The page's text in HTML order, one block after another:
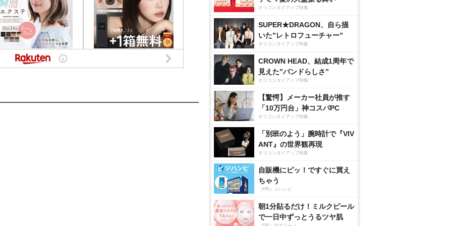
オリコンタイアップ特集
SUPER★DRAGON、自ら描
いた”レトロフューチャー”
オリコンタイアップ特集
CROWN HEAD、結成1周年で
見えた”バンドらしさ”
オリコンタイアップ特集
【驚愕】メーカー社員が推す
「10万円台」神コスパPC
オリコンタイアップ特集
「別班のよう」腕時計で『VIV
ANT』の世界観再現
オリコンタイアップ特集
自販機にピッ！ですぐに買え
ちゃう
（PR）ジハンピ
朝1分貼るだけ！ミルクピール
で一日中ずっとうるツヤ肌